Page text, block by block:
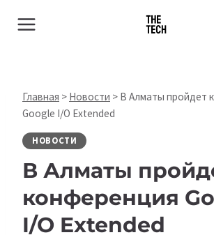
Главная > Новости > В Алматы пройдет
Google I/O Extended
НОВОСТИ
В Алматы
конференция
I/O Extended